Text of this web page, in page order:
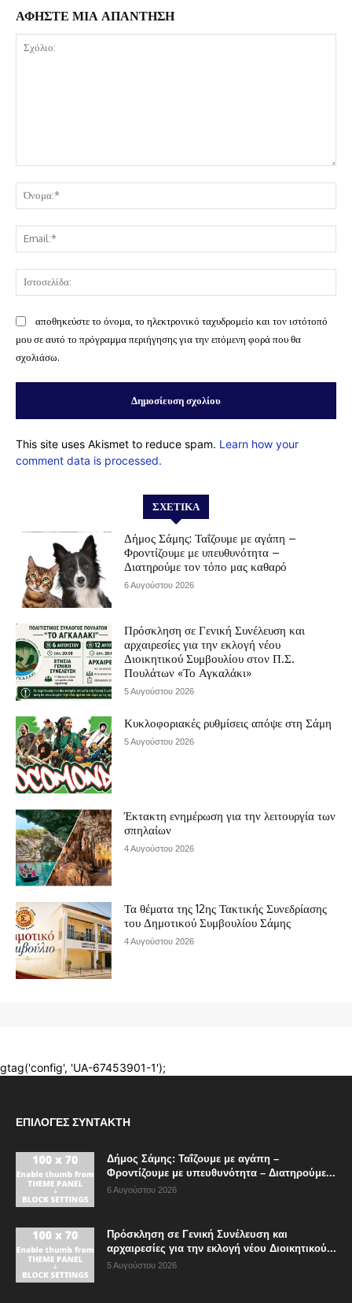
ΕΠΙΛΟΓΈΣ ΣΥΝΤΆΚΤΗ
Δήμος Σάμης: Ταΐζουμε με αγάπη –
Φροντίζουμε με υπευθυνότητα – Διατηρούμε...
6 Αυγούστου 2026
Πρόσκληση σε Γενική Συνέλευση και
αρχαιρεσίες για την εκλογή νέου Διοικητικού...
5 Αυγούστου 2026